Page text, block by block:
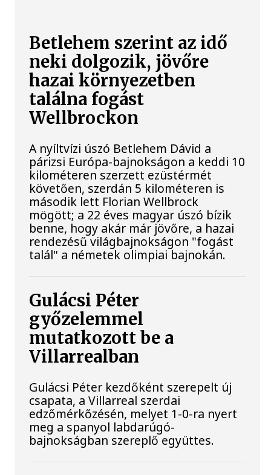
Betlehem szerint az idő
neki dolgozik, jövőre
hazai környezetben
találna fogást
Wellbrockon
A nyíltvízi úszó Betlehem Dávid a
párizsi Európa-bajnokságon a keddi 10
kilométeren szerzett ezüstérmét
követően, szerdán 5 kilométeren is
második lett Florian Wellbrock
mögött; a 22 éves magyar úszó bízik
benne, hogy akár már jövőre, a hazai
rendezésű világbajnokságon "fogást
talál" a németek olimpiai bajnokán.
Gulácsi Péter
győzelemmel
mutatkozott be a
Villarrealban
Gulácsi Péter kezdőként szerepelt új
csapata, a Villarreal szerdai
edzőmérkőzésén, melyet 1-0-ra nyert
meg a spanyol labdarúgó-
bajnokságban szereplő együttes.